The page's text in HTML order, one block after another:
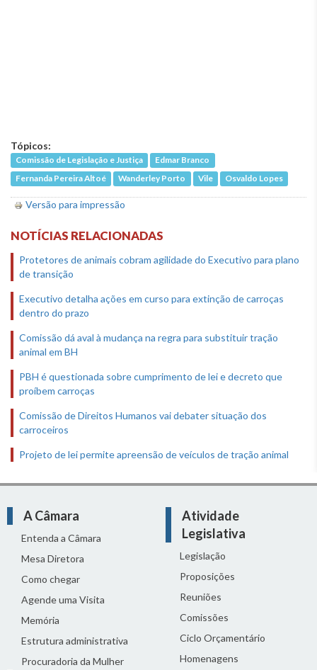
Tópicos:
Comissão de Legislação e Justiça
Edmar Branco
Fernanda Pereira Altoé
Wanderley Porto Vile Osvaldo Lopes
Versão para impressão
NOTÍCIAS RELACIONADAS
Protetores de animais cobram agilidade do Executivo para plano
de transição
Executivo detalha ações em curso para extinção de carroças
dentro do prazo
Comissão dá aval à mudança na regra para substituir tração
animal em BH
PBH é questionada sobre cumprimento de lei e decreto que
proíbem carroças
Comissão de Direitos Humanos vai debater situação dos
carroceiros
Projeto de lei permite apreensão de veículos de tração animal
A Câmara
Entenda a Câmara
Mesa Diretora
Como chegar
Agende uma Visita
Memória
Estrutura administrativa
Procuradoria da Mulher
Atividade
Legislativa
Legislação
Proposições
Reuniões
Comissões
Ciclo Orçamentário
Homenagens